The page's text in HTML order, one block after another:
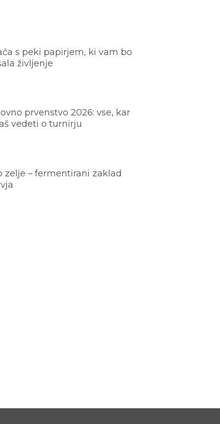
s peki papirjem, ki vam bo
življenje
prvenstvo 2026: vse, kar
vedeti o turnirju
zelje – fermentirani zaklad